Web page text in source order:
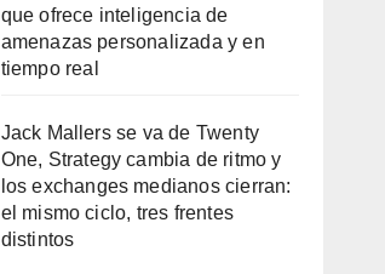
que ofrece inteligencia de
amenazas personalizada y en
tiempo real
Jack Mallers se va de Twenty
One, Strategy cambia de ritmo y
los exchanges medianos cierran:
el mismo ciclo, tres frentes
distintos